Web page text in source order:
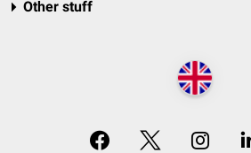
Other stuff